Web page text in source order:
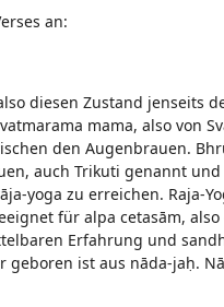
an:
diesen Zustand jenseits
mama, also von
den Augenbrauen.
auch Trikuti genannt
yoga zu erreichen. Raja-
für alpa cetasām,
Erfahrung und
geboren ist aus nāda-jaḥ.